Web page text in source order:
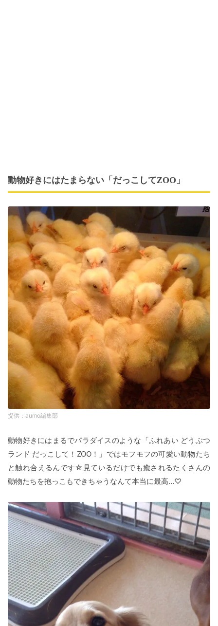
動物好きにはたまらない「だっこしてZOO」
aumo編集部
動物好きにはまるでパラダイスのような「ふれあい どうぶつ
ランド だっこして！ZOO！」ではモフモフの可愛い動物たち
と触れ合えるんです☆見ているだけでも癒されるたくさんの
動物たちを抱っこもできちゃうなんて本当に最高…♡